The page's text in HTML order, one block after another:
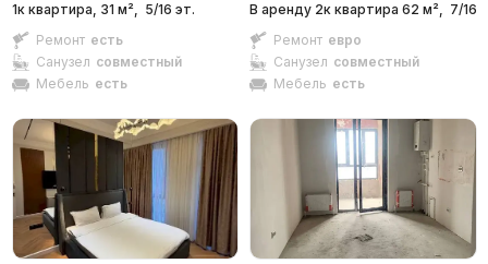
1к квартира, 31 м², 5/16 эт.
Ремонт есть
Санузел совместный
Мебель есть
В аренду 2к квартира 62 м², 7/16
Ремонт евро
Санузел совместный
Мебель есть